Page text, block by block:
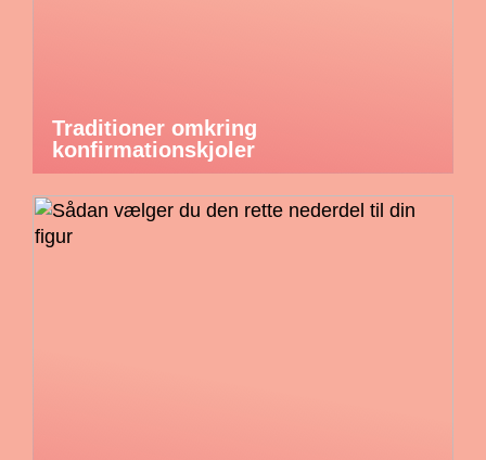
Traditioner omkring
konfirmationskjoler